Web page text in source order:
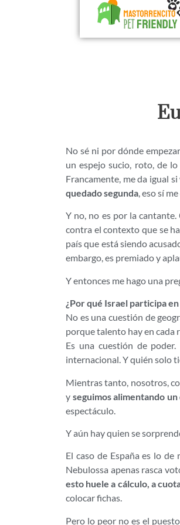
No sé ni por dónde
un espejo sucio, roto, de
Francamente, me da igual
quedado segunda, eso sí
Y no, no es por la
contra el contexto que se
país que está siendo
embargo, es premiado y
Y entonces me hago una
¿Por qué Israel participa
No es una cuestión de
porque talento hay en cada
Es una cuestión de
internacional. Y quién solo
Mientras tanto, nosotros,
y seguimos alimentando
espectáculo.
Y aún hay quien se
El caso de España es lo
Nebulossa apenas rasca
esto huele a cálculo, a
colocar fichas.
Pero lo peor no es el